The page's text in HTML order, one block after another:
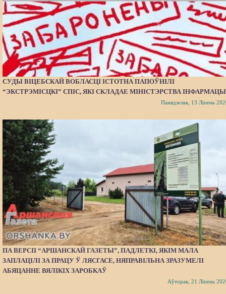
СУДЫ ВІЦЕБСКАЙ ВОБЛАСЦІ ІСТОТНА ПАПОЎНІЛІ
“ЭКСТРЭМІСЦКІ” СПІС, ЯКІ СКЛАДАЕ МІНІСТЭРСТВА
Панядзелак, 13 Ліпень
ПА ВЕРСІІ “АРШАНСКАЙ ГАЗЕТЫ”, ПАДЛЕТКІ, ЯКІМ МАЛА
ЗАПЛАЦІЛІ ЗА ПРАЦУ Ў ЛЯСГАСЕ, НЯПРАВІЛЬНА ЗРАЗУМЕЛІ
АБЯЦАННЕ ВЯЛІКІХ ЗАРОБКАЎ
Аўторак, 21 Ліпень